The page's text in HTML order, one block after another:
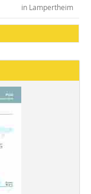
in Lampertheim